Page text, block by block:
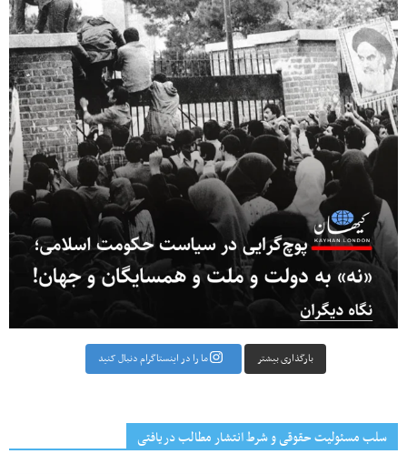
بارگذاری بیشتر ما را در اینستاگرام دنبال کنید
سلب مسئولیت حقوقی و شرط انتشار مطالب دریافتی